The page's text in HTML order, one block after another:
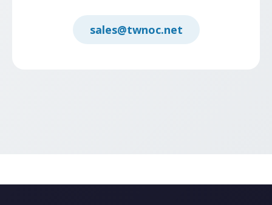
sales@twnoc.net